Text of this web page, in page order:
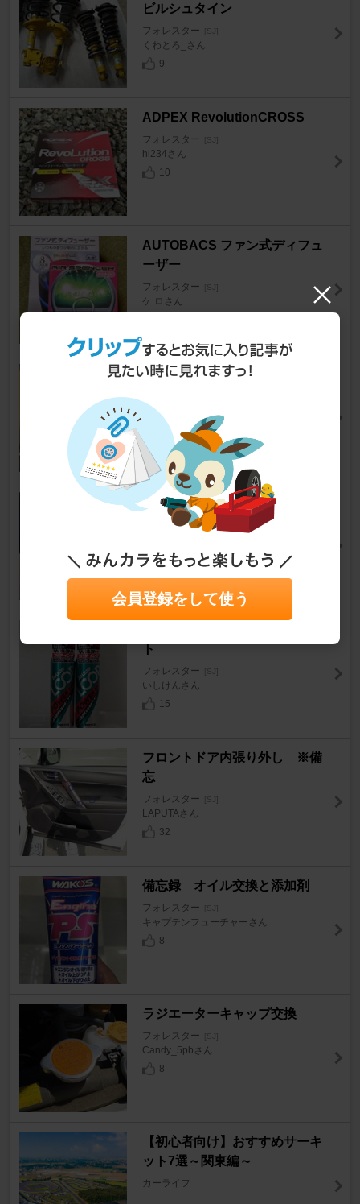
ビルシュタイン
フォレスター [SJ]
くわとろ_さん
9
ADPEX RevolutionCROSS
フォレスター [SJ]
hi234さん
10
AUTOBACS ファン式ディフュ
ーザー
フォレスター [SJ]
ケ ロさん
スバル(純正) ラジエーター
Gφnさん
39
MINERVA（タイヤ） ECOSPE
ED2 SUV 235/55R18 100V
たいげんさん
ト
フォレスター [SJ]
いしけんさん
15
フロントドア内張り外し ※備
忘
フォレスター [SJ]
LAPUTAさん
32
備忘録 オイル交換と添加剤
フォレスター [SJ]
キャプテンフューチャーさん
8
ラジエーターキャップ交換
フォレスター [SJ]
Candy_5pbさん
8
【初心者向け】おすすめサーキ
ット7選～関東編～
カーライフ
会員登録をして使う